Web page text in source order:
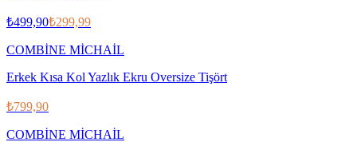
₺499,90₺299,99
COMBİNE MİCHAİL
Erkek Kısa Kol Yazlık Ekru Oversize Tişört
₺799,90
COMBİNE MİCHAİL